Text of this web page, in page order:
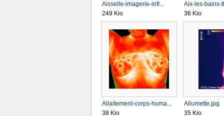
Aisselle-imagerie-infr...
249 Kio
Aix-les-bains-
36 Kio
Allaitement-corps-huma...
38 Kio
Allumette.jpg
35 Kio